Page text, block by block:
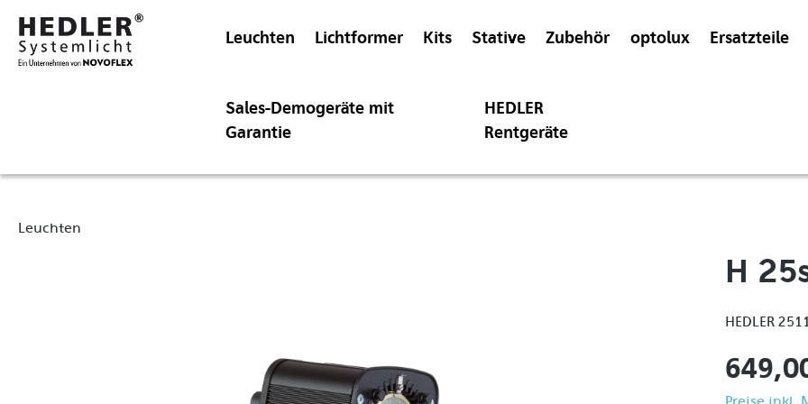
Leuchten Lichtformer Kits Stative Zubehör optolux Ersatzteile
Sales-Demogeräte mit
Garantie
HEDLER
Rentgeräte
Leuchten
H
HEDLER